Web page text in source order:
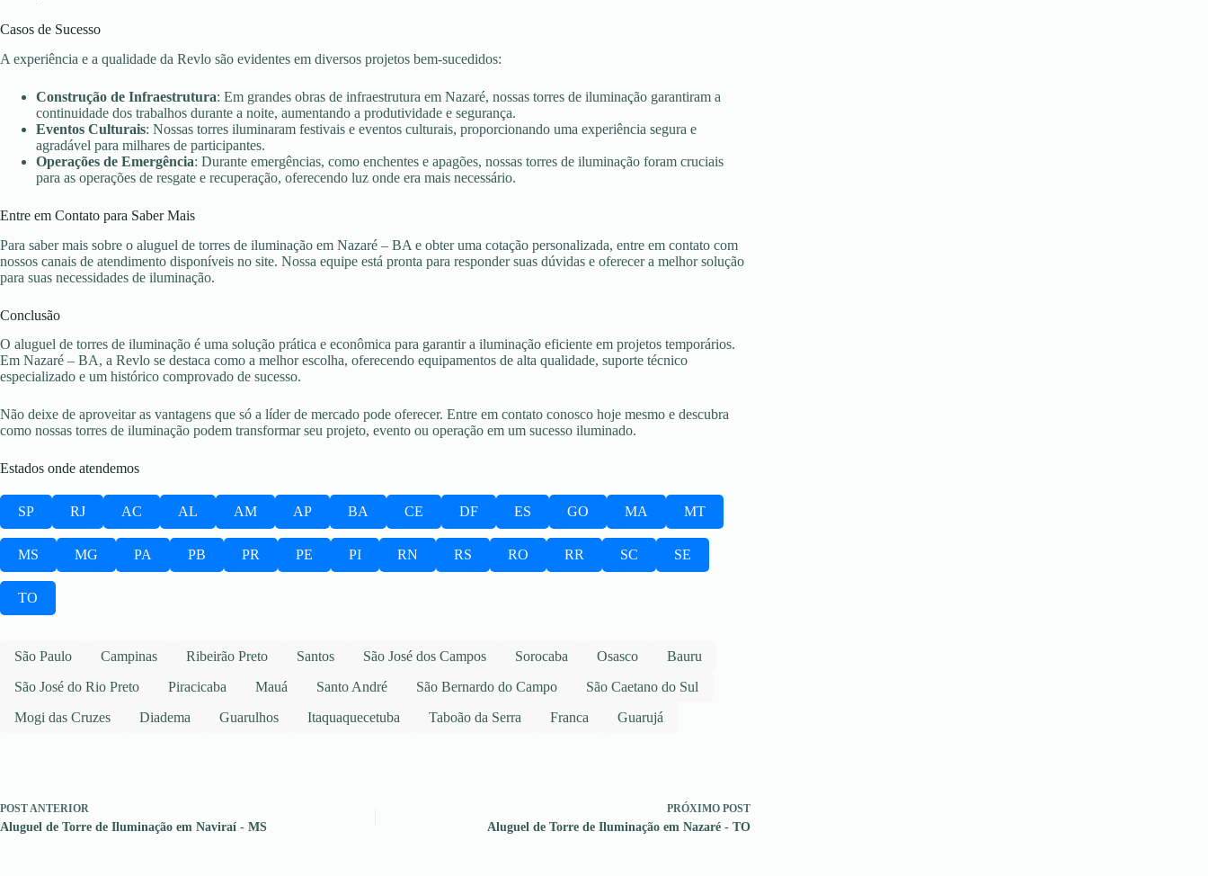
Casos de Sucesso
A experiência e a qualidade da Revlo são evidentes em diversos projetos bem-sucedidos:
Construção de Infraestrutura: Em grandes obras de infraestrutura em Nazaré, nossas torres de iluminação garantiram a
continuidade dos trabalhos durante a noite, aumentando a produtividade e segurança.
Eventos Culturais: Nossas torres iluminaram festivais e eventos culturais, proporcionando uma experiência segura e
agradável para milhares de participantes.
Operações de Emergência: Durante emergências, como enchentes e apagões, nossas torres de iluminação foram cruciais
para as operações de resgate e recuperação, oferecendo luz onde era mais necessário.
Entre em Contato para Saber Mais
Para saber mais sobre o aluguel de torres de iluminação em Nazaré – BA e obter uma cotação personalizada, entre em contato com
nossos canais de atendimento disponíveis no site. Nossa equipe está pronta para responder suas dúvidas e oferecer a melhor solução
para suas necessidades de iluminação.
Conclusão
O aluguel de torres de iluminação é uma solução prática e econômica para garantir a iluminação eficiente em projetos temporários.
Em Nazaré – BA, a Revlo se destaca como a melhor escolha, oferecendo equipamentos de alta qualidade, suporte técnico
especializado e um histórico comprovado de sucesso.
Não deixe de aproveitar as vantagens que só a líder de mercado pode oferecer. Entre em contato conosco hoje mesmo e descubra
como nossas torres de iluminação podem transformar seu projeto, evento ou operação em um sucesso iluminado.
Estados onde atendemos
SP RJ AC AL AM AP BA CE DF ES GO MA MT
MS MG PA PB PR PE PI RN RS RO RR SC SE
TO
São Paulo Campinas Ribeirão Preto Santos São José dos Campos Sorocaba Osasco
Bauru
São José do Rio Preto
Piracicaba Mauá Santo André São Bernardo do Campo
São Caetano do Sul
Mogi das Cruzes
Diadema Guarulhos Itaquaquecetuba Taboão da Serra Franca Guarujá
POSTANTERIOR
Aluguel de Torre de Iluminação em Naviraí - MS
PRÓXIMO POST
Aluguel de Torre de Iluminação em Nazaré - TO